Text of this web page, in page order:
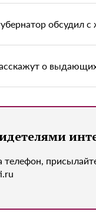
обсудил
о
телефон,